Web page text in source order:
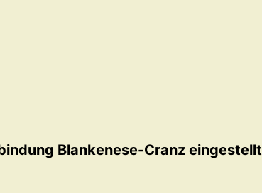
Blankenese-Cranz eingestellt